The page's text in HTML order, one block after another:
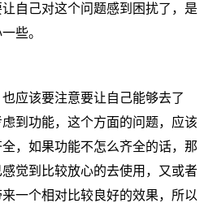
自己对这个问题感到困扰了，是
些。
应该要注意要让自己能够去了
到功能，这个方面的问题，应该
，如果功能不怎么齐全的话，那
觉到比较放心的去使用，又或者
一个相对比较良好的效果，所以